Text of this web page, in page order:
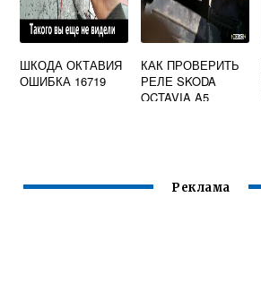
ШКОДА ОКТАВИЯ
ОШИБКА 16719
КАК ПРОВЕРИТЬ
РЕЛЕ SKODA
OCTAVIA A5
Реклама